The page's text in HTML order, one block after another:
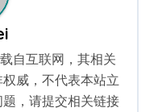
自互联网，其相关
威，不代表本站立
，请提交相关链接